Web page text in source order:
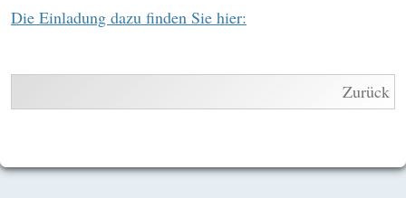
Die Einladung dazu finden Sie hier:
Zurück